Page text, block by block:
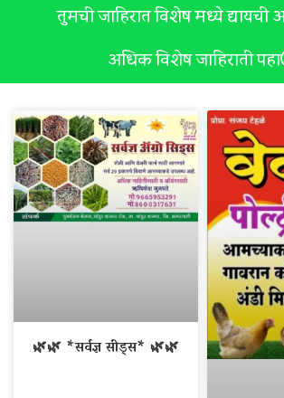
तुमची जाहिरात विशेष मध्ये
अधिक विशेष जाहिराती पहा
🌿🌿 *सर्वज्ञ सीड्स* 🌿🌿